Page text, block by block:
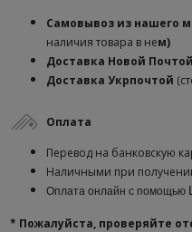
Самовывоз из нашего
наличия товара в нем)
Доставка Новой Почтой
Доставка Укрпочтой
Оплата
Перевод на банковскую
Наличными при
Оплата онлайн с помощью
* Пожалуйста, проверяйте